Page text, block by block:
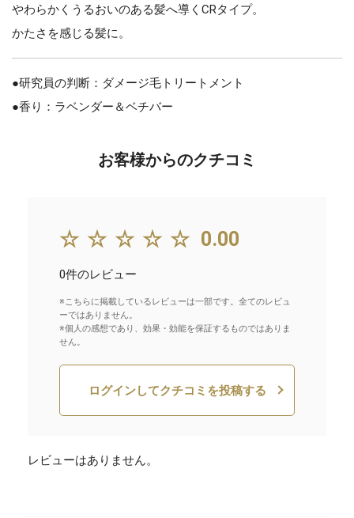
やわらかくうるおいのある髪へ導くCRタイプ。
かたさを感じる髪に。
●研究員の判断：ダメージ毛トリートメント
●香り：ラベンダー＆ベチバー
お客様からのクチコミ
☆☆☆☆☆ 0.00
0件のレビュー
※こちらに掲載しているレビューは一部です。全てのレビュ
ーではありません。
※個人の感想であり、効果・効能を保証するものではありま
せん。
ログインしてクチコミを投稿する
レビューはありません。